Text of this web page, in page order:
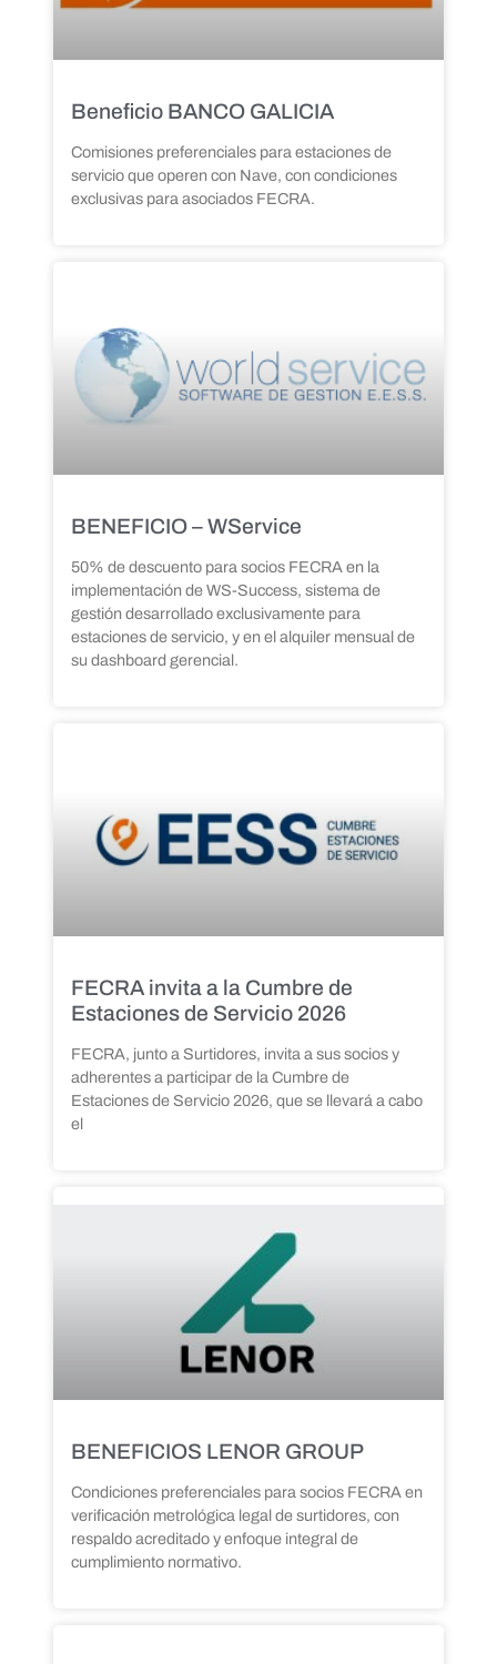
Beneficio BANCO GALICIA
Comisiones preferenciales para estaciones de
servicio que operen con Nave, con condiciones
exclusivas para asociados FECRA.
BENEFICIO – WService
50% de descuento para socios FECRA en la
implementación de WS-Success, sistema de
gestión desarrollado exclusivamente para
estaciones de servicio, y en el alquiler mensual de
su dashboard gerencial.
FECRA invita a la Cumbre de
Estaciones de Servicio 2026
FECRA, junto a Surtidores, invita a sus socios y
adherentes a participar de la Cumbre de
Estaciones de Servicio 2026, que se llevará a cabo
el
BENEFICIOS LENOR GROUP
Condiciones preferenciales para socios FECRA en
verificación metrológica legal de surtidores, con
respaldo acreditado y enfoque integral de
cumplimiento normativo.